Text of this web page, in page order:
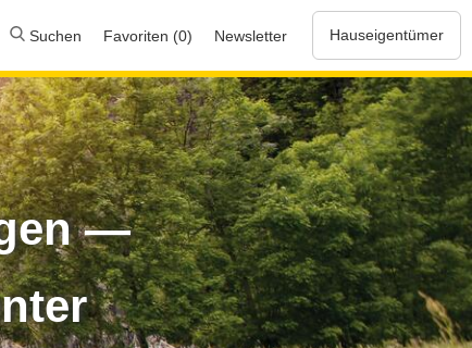
Suchen Favoriten (0) Newsletter Hauseigentümer
—